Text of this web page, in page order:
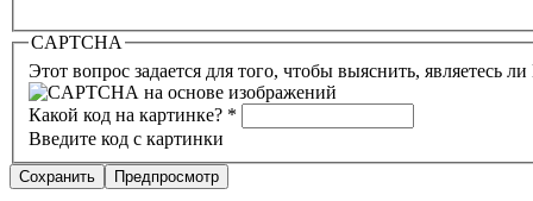
CAPTCHA
Этот вопрос задается для того, чтобы выяснить, являетесь
Какой код на картинке? *
Введите код с картинки